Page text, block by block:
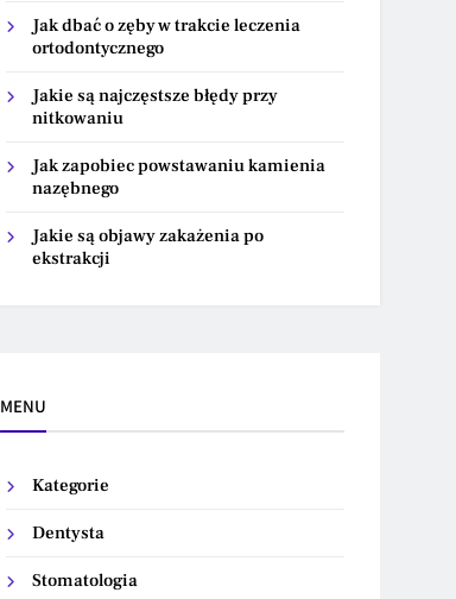
Jak dbać o zęby w trakcie leczenia
ortodontycznego
Jakie są najczęstsze błędy przy
nitkowaniu
Jak zapobiec powstawaniu kamienia
nazębnego
Jakie są objawy zakażenia po
ekstrakcji
MENU
Kategorie
Dentysta
Stomatologia